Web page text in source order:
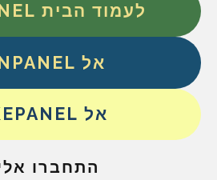
לעמוד הבית OUTPANEL
אל RUNPANEL
אל BIKEPANEL
התחברו